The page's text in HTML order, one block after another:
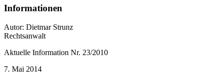
Informationen
Autor: Dietmar Strunz
Rechtsanwalt
Aktuelle Information Nr. 23/2010
7. Mai 2014